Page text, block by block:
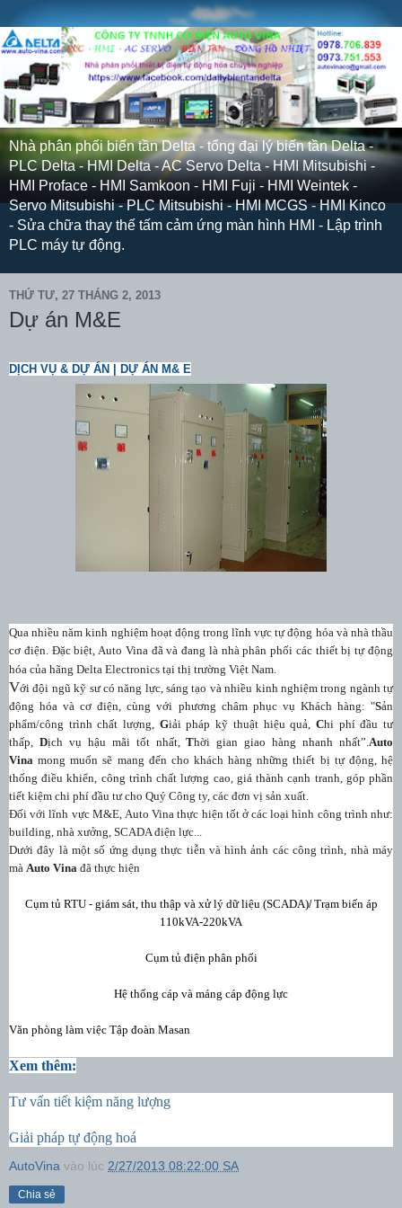
Nhà phân phối biến tần Delta - tổng đại lý biến tần Delta -
PLC Delta - HMI Delta - AC Servo Delta - HMI Mitsubishi -
HMI Proface - HMI Samkoon - HMI Fuji - HMI Weintek -
Servo Mitsubishi - PLC Mitsubishi - HMI MCGS - HMI Kinco
- Sửa chữa thay thế tấm cảm ứng màn hình HMI - Lập trình
PLC máy tự động.
THỨ TƯ, 27 THÁNG 2, 2013
Dự án M&E
DỊCH VỤ & DỰ ÁN | DỰ ÁN M& E
Qua nhiều năm kinh nghiệm hoạt động trong lĩnh vực tự động hóa và nhà thầu
cơ điện. Đặc biệt, Auto Vina đã và đang là nhà phân phối các thiết bị tự động
hóa của hãng Delta Electronics tại thị trường Việt Nam.
Với đội ngũ kỹ sư có năng lực, sáng tạo và nhiều kinh nghiệm trong ngành tự
động hóa và cơ điện, cùng với phương châm phục vụ Khách hàng: "Sản
phẩm/công trình chất lượng, Giải pháp kỹ thuật hiệu quả, Chi phí đầu tư
thấp, Dịch vụ hậu mãi tốt nhất,Thời gian giao hàng nhanh nhất”. Auto
Vina mong muốn sẽ mang đến cho khách hàng những thiết bị tự động, hệ
thống điều khiển, công trình chất lượng cao, giá thành cạnh tranh, góp phần
tiết kiệm chi phí đầu tư cho Quý Công ty, các đơn vị sản xuất.
Đối với lĩnh vực M&E, Auto Vina thực hiện tốt ở các loại hình công trình như:
building, nhà xưởng, SCADA điện lực...
Dưới đây là một số ứng dụng thực tiễn và hình ảnh các công trình, nhà máy
mà Auto Vina đã thực hiện
Cụm tủ RTU - giám sát, thu thập và xử lý dữ liệu (SCADA)/Trạm biến áp
110kVA-220kVA
Cụm tủ điện phân phối
Hệ thống cáp và máng cáp động lực
Văn phòng làm việc Tập đoàn Masan
Xem thêm:
Tư vấn tiết kiệm năng lượng
Giải pháp tự động hoá
AutoVina vào lúc 2/27/2013 08:22:00 SA
Chia sẻ